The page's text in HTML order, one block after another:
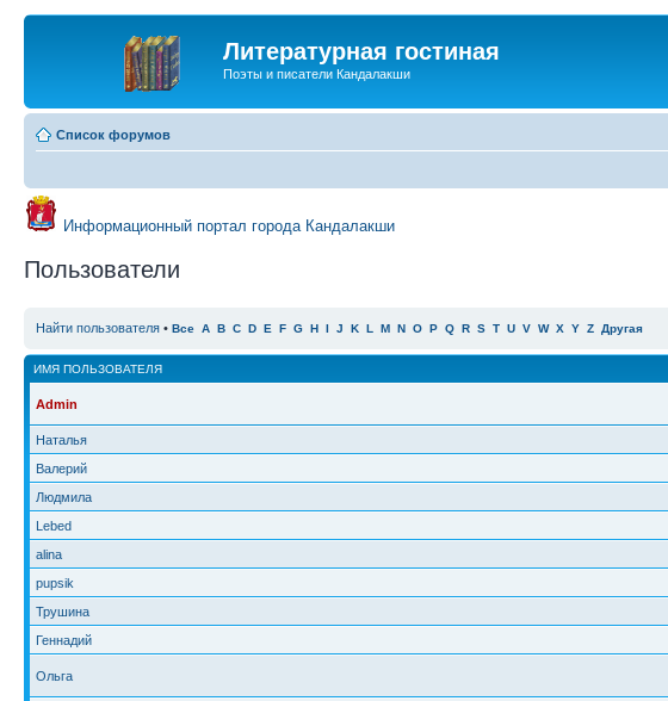
Литературная гостиная
Поэты и писатели Кандалакши
Список форумов
Информационный портал города Кандалакши
Пользователи
Найти пользователя • Все A B C D E F G H I J K L M N O P Q R S T U V W X Y Z Другая
ИМЯ ПОЛЬЗОВАТЕЛЯ
Admin
Наталья
Валерий
Людмила
Lebed
alina
pupsik
Трушина
Геннадий
Ольга